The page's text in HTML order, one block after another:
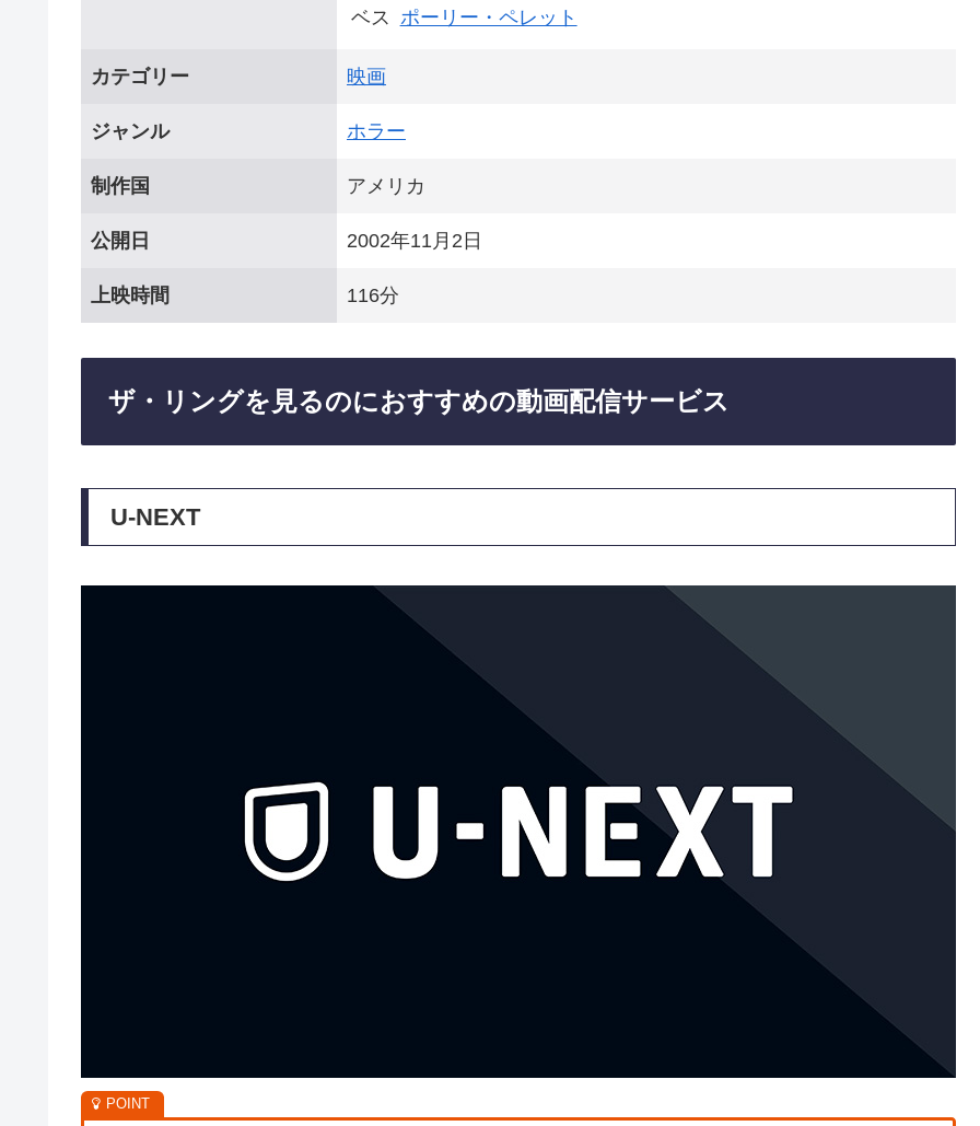
ベス
ポーリー・ペレット
カテゴリー 映画
ジャンル ホラー
制作国 アメリカ
公開日 2002年11月2日
上映時間 116分
ザ・リングを見るのにおすすめの動画配信サービス
U-NEXT